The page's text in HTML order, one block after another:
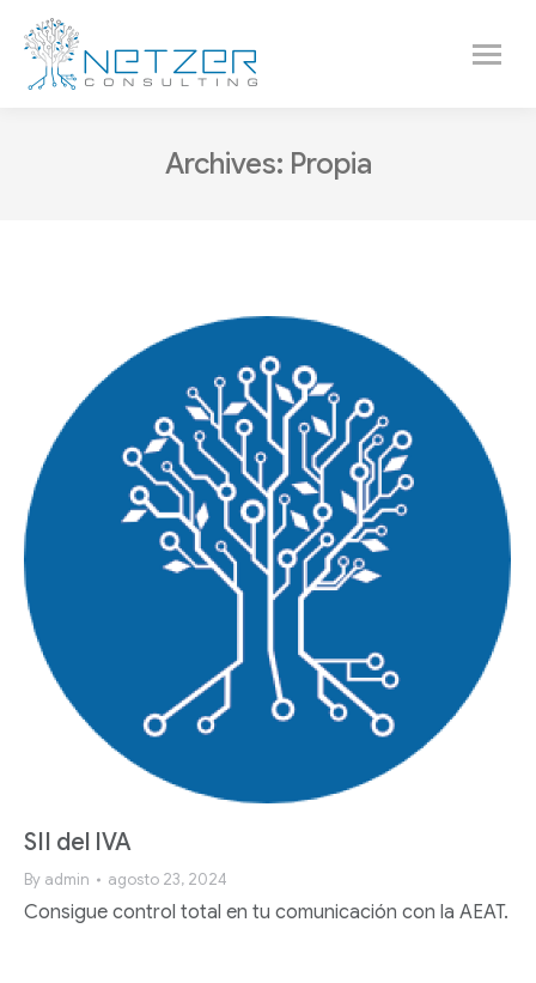
Archives: Propia
SII del IVA
By admin agosto 23, 2024
Consigue control total en tu comunicación con la AEAT.